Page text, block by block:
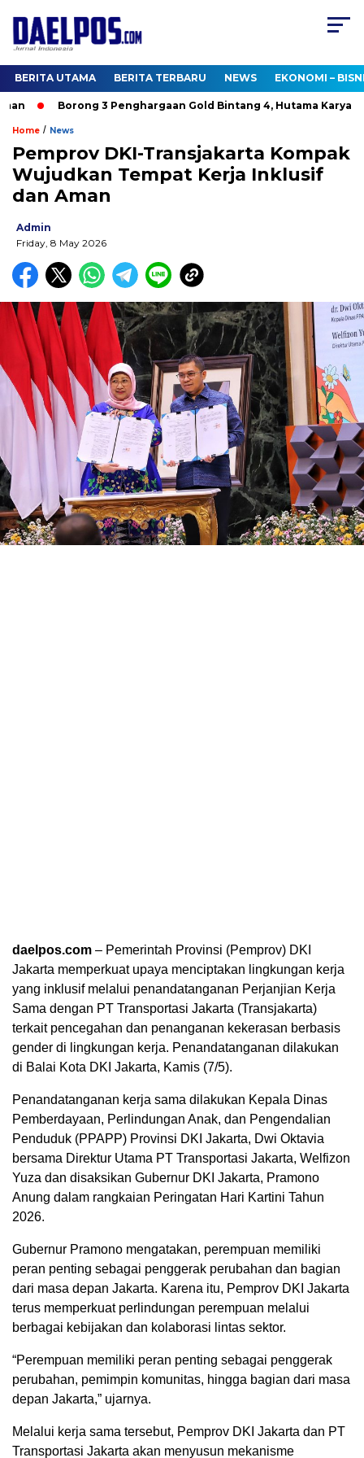
BERITA UTAMA BERITA TERBARU NEWS EKONOMI –
Borong 3 Penghargaan Gold Bintang 4, Hutama Karya
Home / News
Pemprov DKI-Transjakarta Kompak
Wujudkan Tempat Kerja Inklusif
dan Aman
Admin
Friday, 8 May 2026
daelpos.com – Pemerintah Provinsi (Pemprov) DKI
Jakarta memperkuat upaya menciptakan lingkungan kerja
yang inklusif melalui penandatanganan Perjanjian Kerja
Sama dengan PT Transportasi Jakarta (Transjakarta)
terkait pencegahan dan penanganan kekerasan berbasis
gender di lingkungan kerja. Penandatanganan dilakukan
di Balai Kota DKI Jakarta, Kamis (7/5).
Penandatanganan kerja sama dilakukan Kepala Dinas
Pemberdayaan, Perlindungan Anak, dan Pengendalian
Penduduk (PPAPP) Provinsi DKI Jakarta, Dwi Oktavia
bersama Direktur Utama PT Transportasi Jakarta, Welfizon
Yuza dan disaksikan Gubernur DKI Jakarta, Pramono
Anung dalam rangkaian Peringatan Hari Kartini Tahun
2026.
Gubernur Pramono mengatakan, perempuan memiliki
peran penting sebagai penggerak perubahan dan bagian
dari masa depan Jakarta. Karena itu, Pemprov DKI Jakarta
terus memperkuat perlindungan perempuan melalui
berbagai kebijakan dan kolaborasi lintas sektor.
“Perempuan memiliki peran penting sebagai penggerak
perubahan, pemimpin komunitas, hingga bagian dari masa
depan Jakarta,” ujarnya.
Melalui kerja sama tersebut, Pemprov DKI Jakarta dan PT
Transportasi Jakarta akan menyusun mekanisme